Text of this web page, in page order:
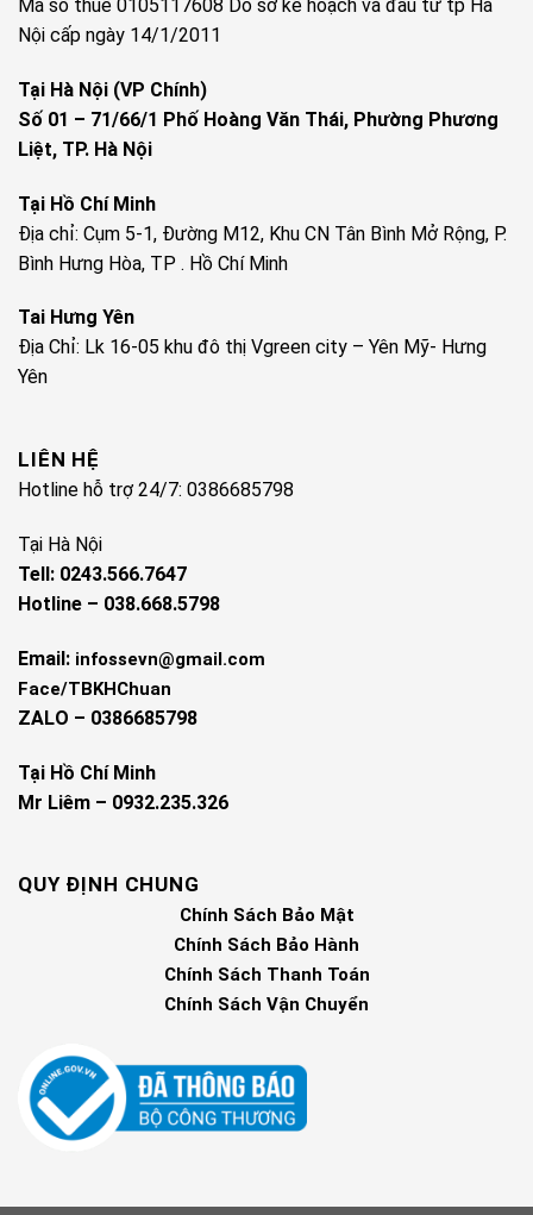
Mã số thuế 0105117608 Do sở kế hoạch và đầu tư tp Hà
Nội cấp ngày 14/1/2011
Tại Hà Nội (VP Chính)
Số 01 – 71/66/1 Phố Hoàng Văn Thái, Phường Phương
Liệt, TP. Hà Nội
Tại Hồ Chí Minh
Địa chỉ: Cụm 5-1, Đường M12, Khu CN Tân Bình Mở Rộng, P.
Bình Hưng Hòa, TP . Hồ Chí Minh
Tai Hưng Yên
Địa Chỉ: Lk 16-05 khu đô thị Vgreen city – Yên Mỹ- Hưng
Yên
LIÊN HỆ
Hotline hỗ trợ 24/7: 0386685798
Tại Hà Nội
Tell: 0243.566.7647
Hotline – 038.668.5798
Email: infossevn@gmail.com
Face/TBKHChuan
ZALO – 0386685798
Tại Hồ Chí Minh
Mr Liêm – 0932.235.326
QUY ĐỊNH CHUNG
Chính Sách Bảo Mật
Chính Sách Bảo Hành
Chính Sách Thanh Toán
Chính Sách Vận Chuyển